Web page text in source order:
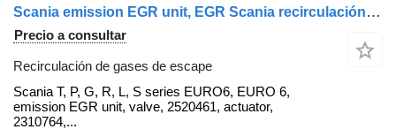
Scania emission EGR unit, EGR Scania recirculación de gases de escape para Scania T, P, G, R, L, S series EURO6 cabeza tractora
Precio a consultar
Recirculación de gases de escape
Scania T, P, G, R, L, S series EURO6, EURO 6,
emission EGR unit, valve, 2520461, actuator,
2310764,...